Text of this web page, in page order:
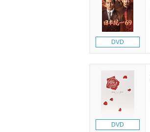
DVD
DVD